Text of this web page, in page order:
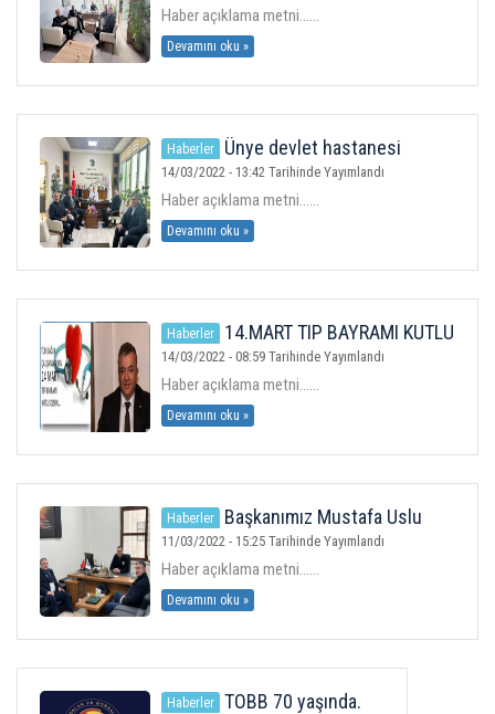
İSTATISTIKLER
ÜYELER
MEVZUAT
GALERI
İLETIŞIM
Haber açıklama metni......
Devamını oku »
Haberler
Ünye devlet hastanesi
Başhekimi Dr. Tamer Kutlu yu ziyaret
14/03/2022 - 13:42 Tarihinde Yayımlandı
Haber açıklama metni......
Devamını oku »
Haberler
14.MART TIP BAYRAMI KUTLU
OLSUN.
14/03/2022 - 08:59 Tarihinde Yayımlandı
Haber açıklama metni......
Devamını oku »
Haberler
Başkanımız Mustafa Uslu
Ordu il emniyet müdürlüğünü ziyaret
etti
11/03/2022 - 15:25 Tarihinde Yayımlandı
Haber açıklama metni......
Devamını oku »
Haberler TOBB 70 yaşında.